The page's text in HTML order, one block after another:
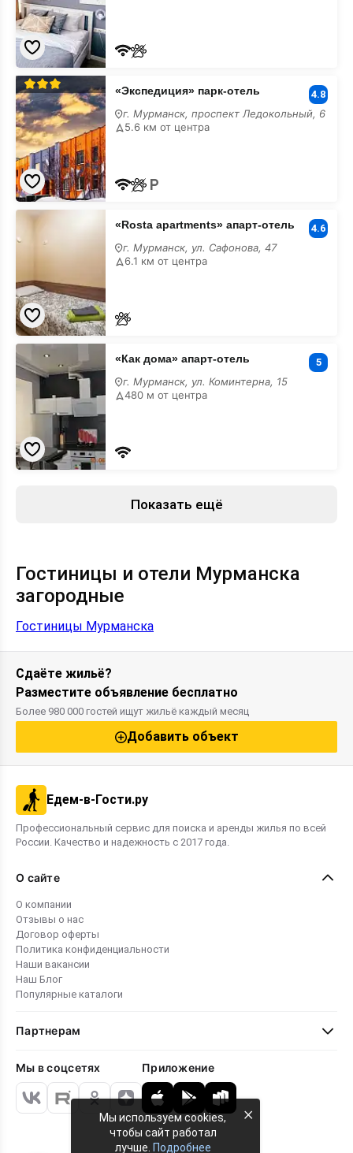
«Экспедиция»
парк-
отель
«Экспедиция» парк-отель 4.8
г. Мурманск, проспект Ледокольный, 6
5.6 км от центра
«Rosta
апарт-
«Rosta apartments» апарт-отель 4.6
г. Мурманск, ул. Сафонова, 47
6.1 км от центра
«Как
дома»
апарт-
отель
«Как дома» апарт-отель 5
г. Мурманск, ул. Коминтерна, 15
480 м от центра
Показать ещё
Гостиницы и отели Мурманска
загородные
Гостиницы Мурманска
Сдаёте жильё?
Разместите объявление бесплатно
Более 980 000 гостей ищут жильё каждый месяц
Добавить объект
Едем-в-Гости.ру
Профессиональный сервис для поиска и аренды жилья по всей
России. Качество и надежность с 2017 года.
О сайте
О компании
Отзывы о нас
Договор оферты
Политика конфиденциальности
Наши вакансии
Наш Блог
Популярные каталоги
Партнерам
Мы в соцсетях Приложение
Мы используем cookies,
чтобы сайт работал
лучше. Подробнее
×